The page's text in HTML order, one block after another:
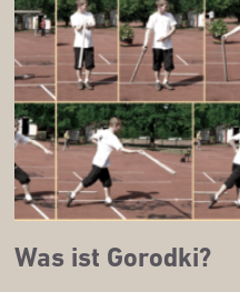
Was ist Gorodki?